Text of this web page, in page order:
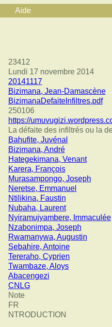
Aide
23412
Lundi 17 novembre 2014
20141117
Bizimana, Jean-Damascène
BizimanaDefaiteInfiltres.pdf
250106
https://
La défaite des infiltrés ou la
Bahufite, Juvénal
Bizimana, André
Hategekimana, Venant
Karera, François
Murasampongo, Joseph
Neretse, Emmanuel
Ntilikina, Faustin
Nubaha, Laurent
Nyiramujyambere, Immaculée
Nzabonimpa, Joseph
Rwamanywa, Augustin
Sebahire, Antoine
Tereraho, Cyprien
Twambaze, Aloys
Abacengezi
CNLG
Note
FR
NTRODUCTION